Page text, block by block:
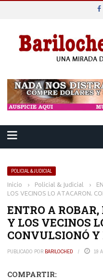
POLICIAL & JUDICIAL
Inicio › Policial & Judicial ›
LOS VECINOS LO ATACARON.
ENTRO A ROBAR,
Y LOS VECINOS
CONVULSIONÓ
PUBLICADO POR BARILOCHED 19
COMPARTIR: